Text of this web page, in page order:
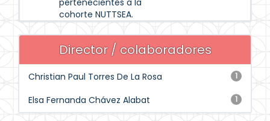
pertenecientes a la
cohorte NUTTSEA.
Director / colaboradores
1
Christian Paul Torres De La Rosa
1
Elsa Fernanda Chávez Alabat